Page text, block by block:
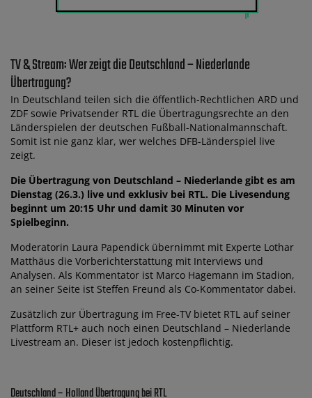
TV & Stream: Wer zeigt die Deutschland – Niederlande
Übertragung?
In Deutschland teilen sich die öffentlich-Rechtlichen ARD und
ZDF sowie Privatsender RTL die Übertragungsrechte an den
Länderspielen der deutschen Fußball-Nationalmannschaft.
Somit ist nie ganz klar, wer welches DFB-Länderspiel live
zeigt.
Die Übertragung von Deutschland – Niederlande gibt es am
Dienstag (26.3.) live und exklusiv bei RTL. Die Livesendung
beginnt um 20:15 Uhr und damit 30 Minuten vor
Spielbeginn.
Moderatorin Laura Papendick übernimmt mit Experte Lothar
Matthäus die Vorberichterstattung mit Interviews und
Analysen. Als Kommentator ist Marco Hagemann im Stadion,
an seiner Seite ist Steffen Freund als Co-Kommentator dabei.
Zusätzlich zur Übertragung im Free-TV bietet RTL auf seiner
Plattform RTL+ auch noch einen Deutschland – Niederlande
Livestream an. Dieser ist jedoch kostenpflichtig.
Deutschland – Holland Übertragung bei RTL